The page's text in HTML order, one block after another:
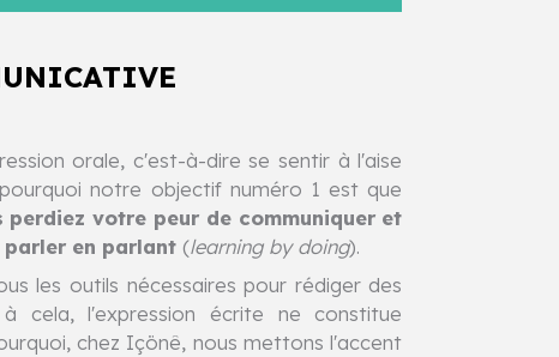
orale, c'est-à-dire se sentir à l'aise
notre objectif numéro 1 est que
perdiez votre peur de communiquer et
parler en parlant(learning by doing).
les outils nécessaires pour rédiger des
cela, l'expression écrite ne constitue
chez Içönê, nous mettons l'accent